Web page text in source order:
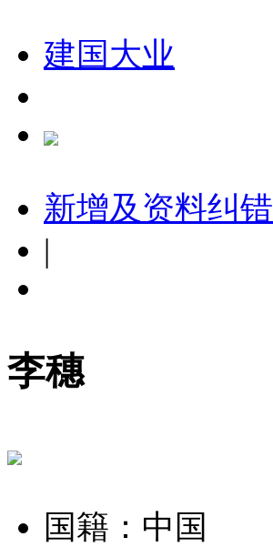
建国大业
新增及资料纠错
|
李穗
国籍：中国